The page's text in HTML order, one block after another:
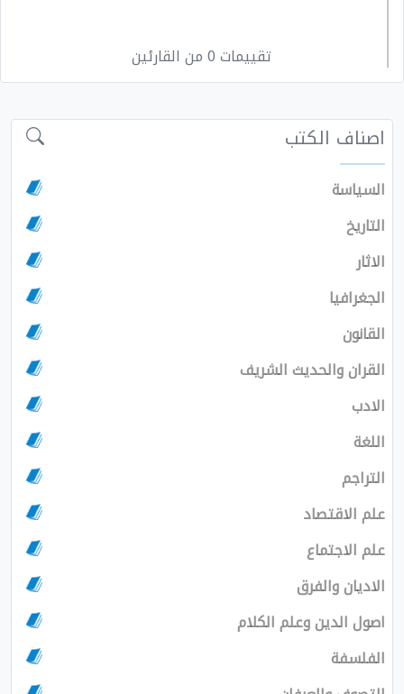
تقييمات 0 من القارئين
اصناف الكتب
السياسة
التاريخ
الاثار
الجغرافيا
القانون
القران والحديث الشريف
الادب
اللغة
التراجم
علم الاقتصاد
علم الاجتماع
الاديان والفرق
اصول الدين وعلم الكلام
الفلسفة